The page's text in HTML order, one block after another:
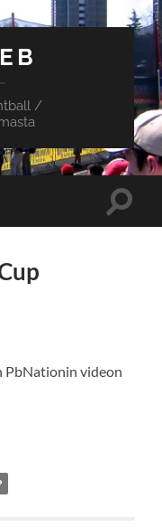
/
Toggle
PbNationin videon